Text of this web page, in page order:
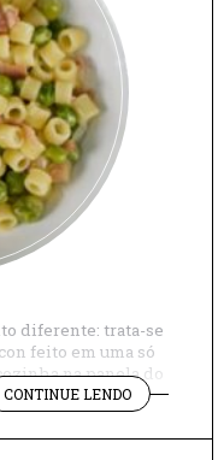
diferente: trata-se
feito em uma só
na panela do
é habitual. O passo
vocês podem
CONTINUE LENDO"PASTA
E
PISELLI: